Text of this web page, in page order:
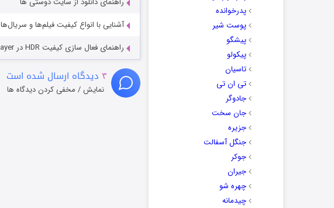
پدرخوانده
پوست شیر
پیشگو
پیکولو
تاسیان
تی ان تی
جادوگر
جان سخت
جزیره
جنگل آسفالت
جوکر
جیران
چهره شو
چیدمانه
آشنایی با انواع کیفیت فیلم‌ها و سریال‌ها
راهنمای فعال سازی کیفیت HDR در PotPlayer
۳ دیدگاه ارسال شده است
نمایش / مخفی کردن دیدگاه ها